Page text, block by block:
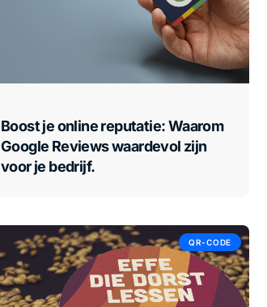
Boost je online reputatie: Waarom
Google Reviews waardevol zijn
voor je bedrijf.
QR-CODE